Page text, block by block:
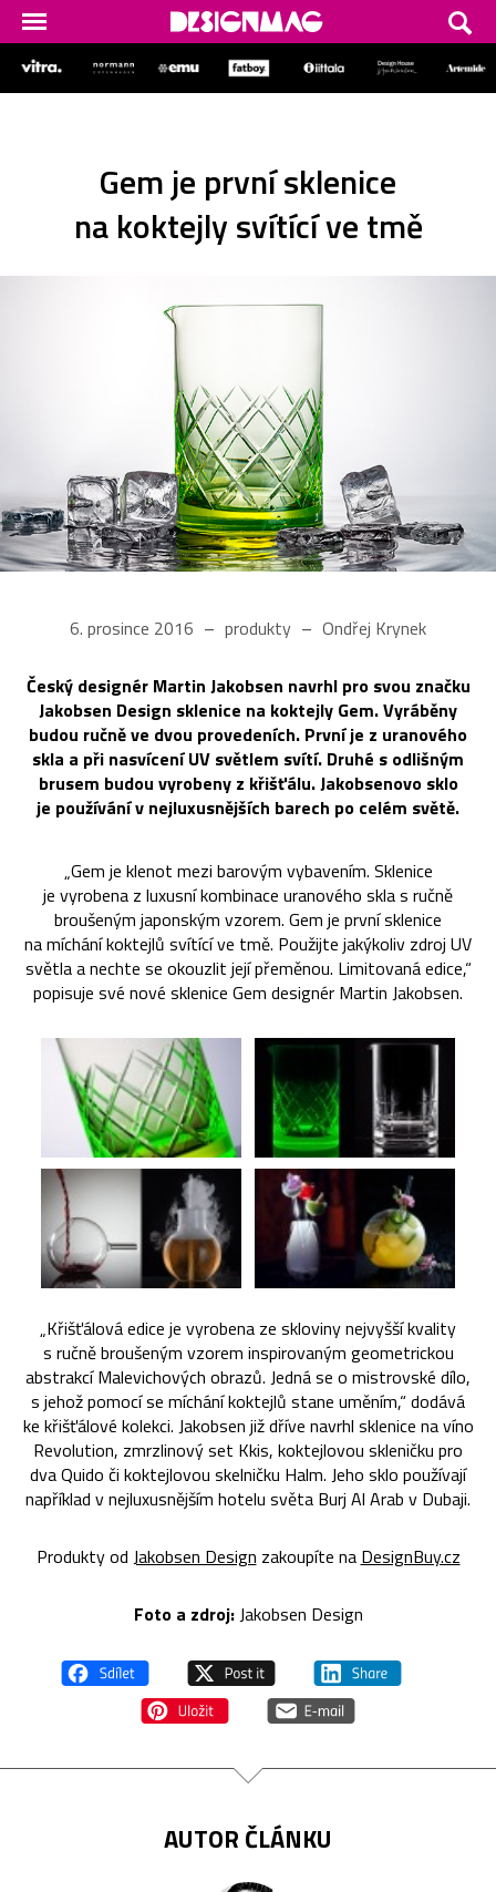
Gem je první sklenice
na koktejly svítící ve tmě
6. prosince 2016 produkty Ondřej Krynek
Český designér Martin Jakobsen navrhl pro svou značku
Jakobsen Design sklenice na koktejly Gem. Vyráběny
budou ručně ve dvou provedeních. První je z uranového
skla a při nasvícení UV světlem svítí. Druhé s odlišným
brusem budou vyrobeny z křišťálu. Jakobsenovo sklo
je používání v nejluxusnějších barech po celém světě.
„Gem je klenot mezi barovým vybavením. Sklenice
je vyrobena z luxusní kombinace uranového skla s ručně
broušeným japonským vzorem. Gem je první sklenice
na míchání koktejlů svítící ve tmě. Použijte jakýkoliv zdroj UV
světla a nechte se okouzlit její přeměnou. Limitovaná edice,“
popisuje své nové sklenice Gem designér Martin Jakobsen.
„Křišťálová edice je vyrobena ze skloviny nejvyšší kvality
s ručně broušeným vzorem inspirovaným geometrickou
abstrakcí Malevichových obrazů. Jedná se o mistrovské dílo,
s jehož pomocí se míchání koktejlů stane uměním,“ dodává
ke křišťálové kolekci. Jakobsen již dříve navrhl sklenice na víno
Revolution, zmrzlinový set Kkis, koktejlovou skleničku pro
dva Quido či koktejlovou skelničku Halm. Jeho sklo používají
například v nejluxusnějším hotelu světa Burj Al Arab v Dubaji.
Produkty od Jakobsen Design zakoupíte na DesignBuy.cz
Foto a zdroj:Jakobsen Design
AUTOR ČLÁNKU